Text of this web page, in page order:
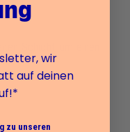
wir
auf deinen
zu unseren